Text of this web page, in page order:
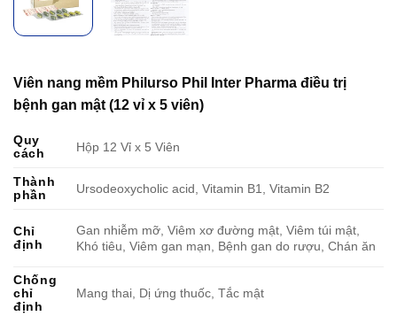
Viên nang mềm Philurso Phil Inter Pharma điều trị
bệnh gan mật (12 vỉ x 5 viên)
Quy
cách
Hộp 12 Vỉ x 5 Viên
Thành
phần
Ursodeoxycholic acid, Vitamin B1, Vitamin B2
Chỉ
định
Gan nhiễm mỡ, Viêm xơ đường mật, Viêm túi mật,
Khó tiêu, Viêm gan mạn, Bệnh gan do rượu, Chán ăn
Chống
chỉ
định
Mang thai, Dị ứng thuốc, Tắc mật